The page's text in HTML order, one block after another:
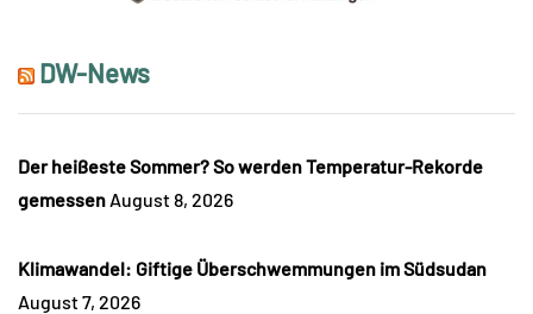
DW-News
Der heißeste Sommer? So werden Temperatur-Rekorde
gemessen August 8, 2026
Klimawandel: Giftige Überschwemmungen im Südsudan
August 7, 2026